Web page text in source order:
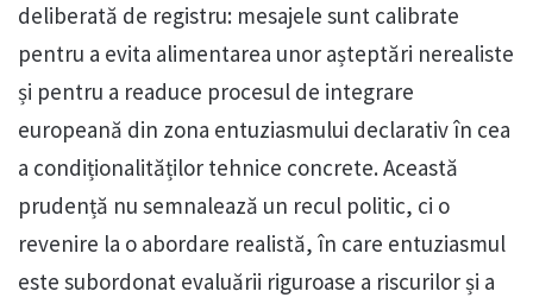
deliberată de registru: mesajele sunt calibrate
pentru a evita alimentarea unor așteptări nerealiste
și pentru a readuce procesul de integrare
europeană din zona entuziasmului declarativ în cea
a condiționalităților tehnice concrete. Această
prudență nu semnalează un recul politic, ci o
revenire la o abordare realistă, în care entuziasmul
este subordonat evaluării riguroase a riscurilor și a